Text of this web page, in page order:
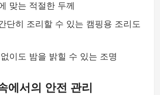
맞는 적절한 두께
단히 조리할 수 있는 캠핑용 조리도
이도 밤을 밝힐 수 있는 조명
에서의 안전 관리